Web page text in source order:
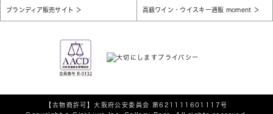
ブランディア販売サイト 高級ワイン・ウイスキー通販 moment
【古物商許可】大阪府公安委員会 第621111601117号